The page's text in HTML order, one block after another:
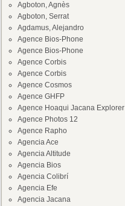
Agboton, Agnès
Agboton, Serrat
Agdamus, Alejandro
Agence Bios-Phone
Agence Bios-Phone
Agence Corbis
Agence Corbis
Agence Cosmos
Agence GHFP
Agence Hoaqui Jacana Explorer
Agence Photos 12
Agence Rapho
Agencia Ace
Agencia Altitude
Agencia Bios
Agencia Colibrí
Agencia Efe
Agencia Jacana